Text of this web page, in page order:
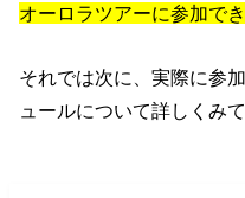
オーロラツアーに参加で
それでは次に、実際に参
ュールについて詳しくみ